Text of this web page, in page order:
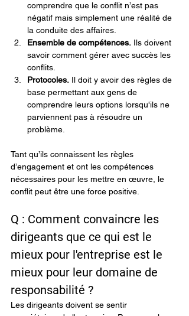
comprendre que le conflit n’est pas
négatif mais simplement une réalité de
la conduite des affaires.
Ensemble de compétences. Ils doivent
savoir comment gérer avec succès les
conflits.
Protocoles. Il doit y avoir des règles de
base permettant aux gens de
comprendre leurs options lorsqu'ils ne
parviennent pas à résoudre un
problème.
Tant qu’ils connaissent les règles
d’engagement et ont les compétences
nécessaires pour les mettre en œuvre, le
conflit peut être une force positive.
Q : Comment convaincre les
dirigeants que ce qui est le
mieux pour l'entreprise est le
mieux pour leur domaine de
responsabilité ?
Les dirigeants doivent se sentir